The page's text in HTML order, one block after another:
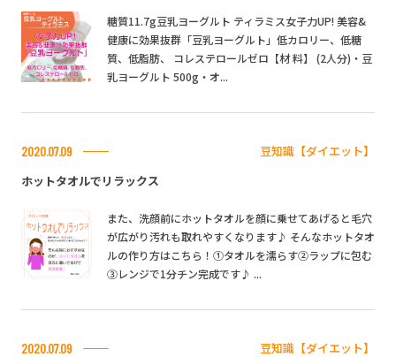
糖質11.7g豆乳ヨーグルト ティラミス女子力UP! 美容&
健康に効果抜群「豆乳ヨーグルト」低カロリー、低糖
質、低脂肪、 コレステロールゼロ【材 料】 (2人分)・豆
乳ヨーグルト 500g・オ...
2020.07.09
豆知識【ダイエット】
ホットタオルでリラックス
また、洗顔前にホットタオルを顔に乗せてあげると毛穴
が広がり汚れも取れやすくなります♪ そんなホットタオ
ルの作り方はこちら！①タオルを濡らす②ラップに包む
③レンジで1分チン完成です♪ ...
2020.07.09
豆知識【ダイエット】